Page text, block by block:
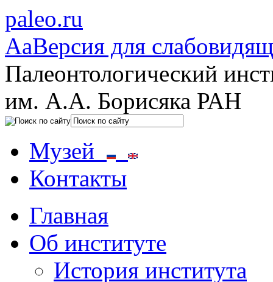
paleo.ru
AaВерсия для
Палеонтологический
им. А.А. Борисяка РАН
Музей
Контакты
Главная
Об институте
История института